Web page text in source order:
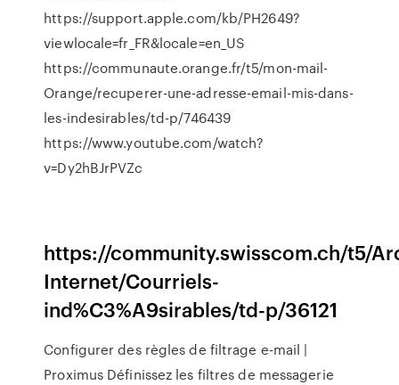
https://support.apple.com/kb/PH2649?
viewlocale=fr_FR&locale=en_US
https://communaute.orange.fr/t5/mon-mail-
Orange/recuperer-une-adresse-email-mis-dans-
les-indesirables/td-p/746439
https://www.youtube.com/watch?
v=Dy2hBJrPVZc
https://community.swisscom.ch/t5/
Internet/Courriels-
ind%C3%A9sirables/td-p/36121
Configurer des règles de filtrage e-mail |
Proximus Définissez les filtres de messagerie